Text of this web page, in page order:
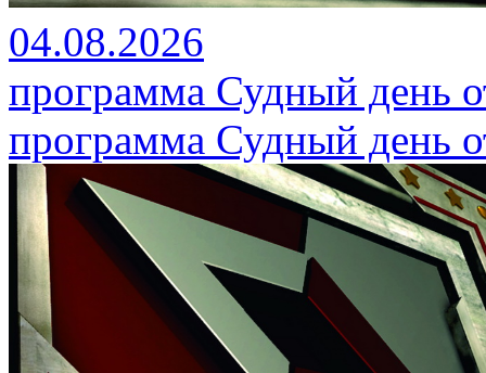
04.08.2026
программа Судный день
программа Судный день